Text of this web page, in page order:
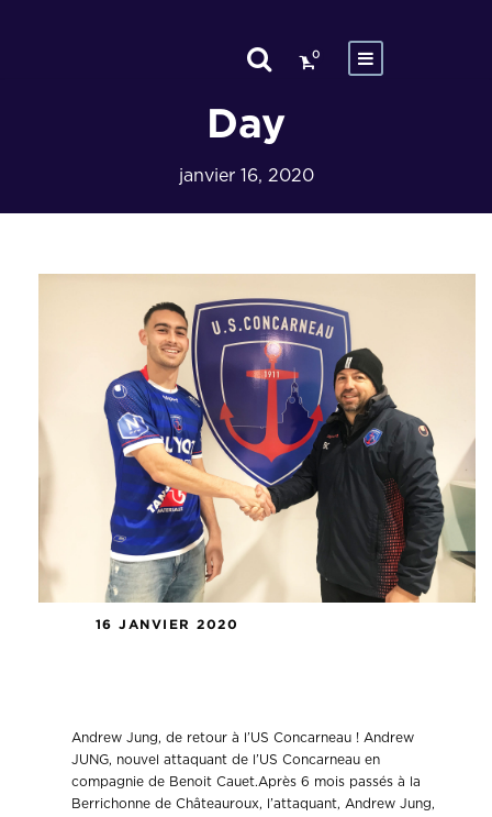
0
Day
janvier 16, 2020
16 JANVIER 2020
Andrew Jung, de retour à l’US Concarneau ! Andrew
JUNG, nouvel attaquant de l’US Concarneau en
compagnie de Benoit Cauet.Après 6 mois passés à la
Berrichonne de Châteauroux, l’attaquant, Andrew Jung,